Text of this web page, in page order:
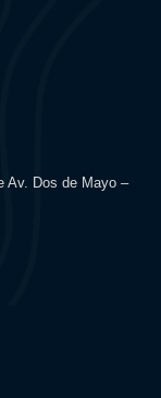
Av. Dos de Mayo –